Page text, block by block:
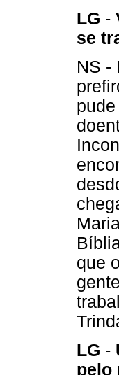
LG -
se
NS -
que
LG -
pelo